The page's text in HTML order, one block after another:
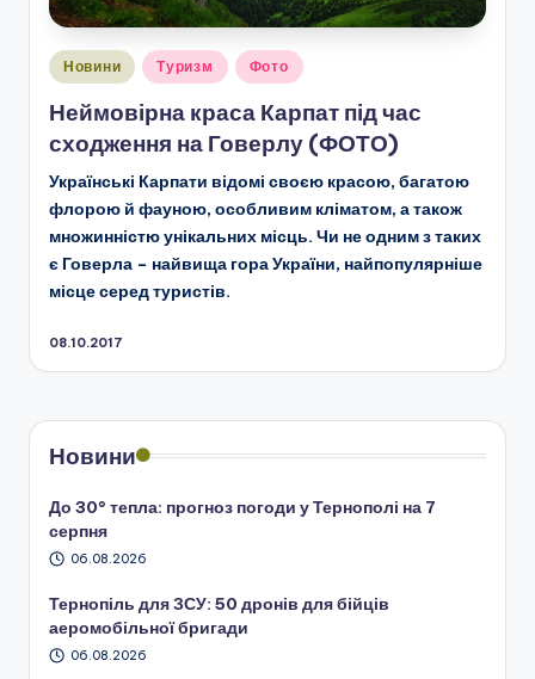
Опубліковано
Новини Туризм Фото
Неймовірна краса Карпат під час
сходження на Говерлу (ФОТО)
Українські Карпати відомі своєю красою, багатою
флорою й фауною, особливим кліматом, а також
множинністю унікальних місць. Чи не одним з таких
є Говерла – найвища гора України, найпопулярніше
місце серед туристів.
08.10.2017
Новини
До 30° тепла: прогноз погоди у Тернополі на 7
серпня
06.08.2026
Тернопіль для ЗСУ: 50 дронів для бійців
аеромобільної бригади
06.08.2026